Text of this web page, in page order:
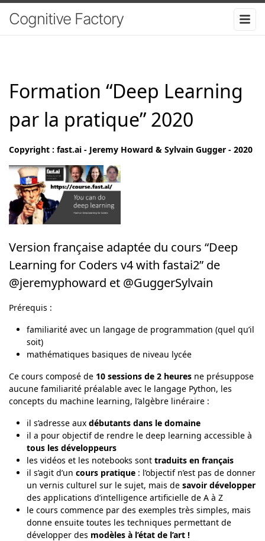
Cognitive Factory
Formation “Deep Learning
par la pratique” 2020
Copyright : fast.ai - Jeremy Howard & Sylvain Gugger - 2020
Version française adaptée du cours “Deep
Learning for Coders v4 with fastai2” de
@jeremyphoward et @GuggerSylvain
Prérequis :
familiarité avec un langage de programmation (quel qu’il
soit)
mathématiques basiques de niveau lycée
Ce cours composé de 10 sessions de 2 heures ne présuppose
aucune familiarité préalable avec le langage Python, les
concepts du machine learning, l’algèbre linéraire :
il s’adresse aux débutants dans le domaine
il a pour objectif de rendre le deep learning accessible à
tous les développeurs
les vidéos et les notebooks sont traduits en français
il s’agit d’un cours pratique : l’objectif n’est pas de donner
un vernis culturel sur le sujet, mais de savoir développer
des applications d’intelligence artificielle de A à Z
le cours commence par des exemples très simples, mais
donne ensuite toutes les techniques permettant de
développer des modèles à l’état de l’art !